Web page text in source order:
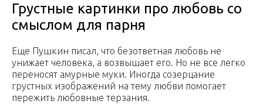
Грустные картинки про любовь со
смыслом для парня
Еще Пушкин писал, что безответная любовь не
унижает человека, а возвышает его. Но не все легко
переносят амурные муки. Иногда созерцание
грустных изображений на тему любви помогает
пережить любовные терзания.